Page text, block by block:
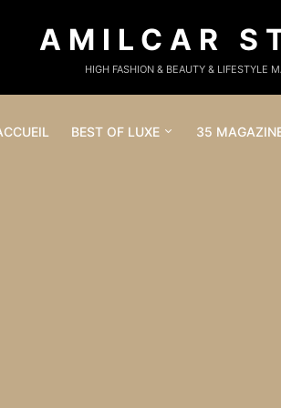
AMILCAR
HIGH FASHION & BEAUTY & LIFESTYLE
BEST OF LUXE 35